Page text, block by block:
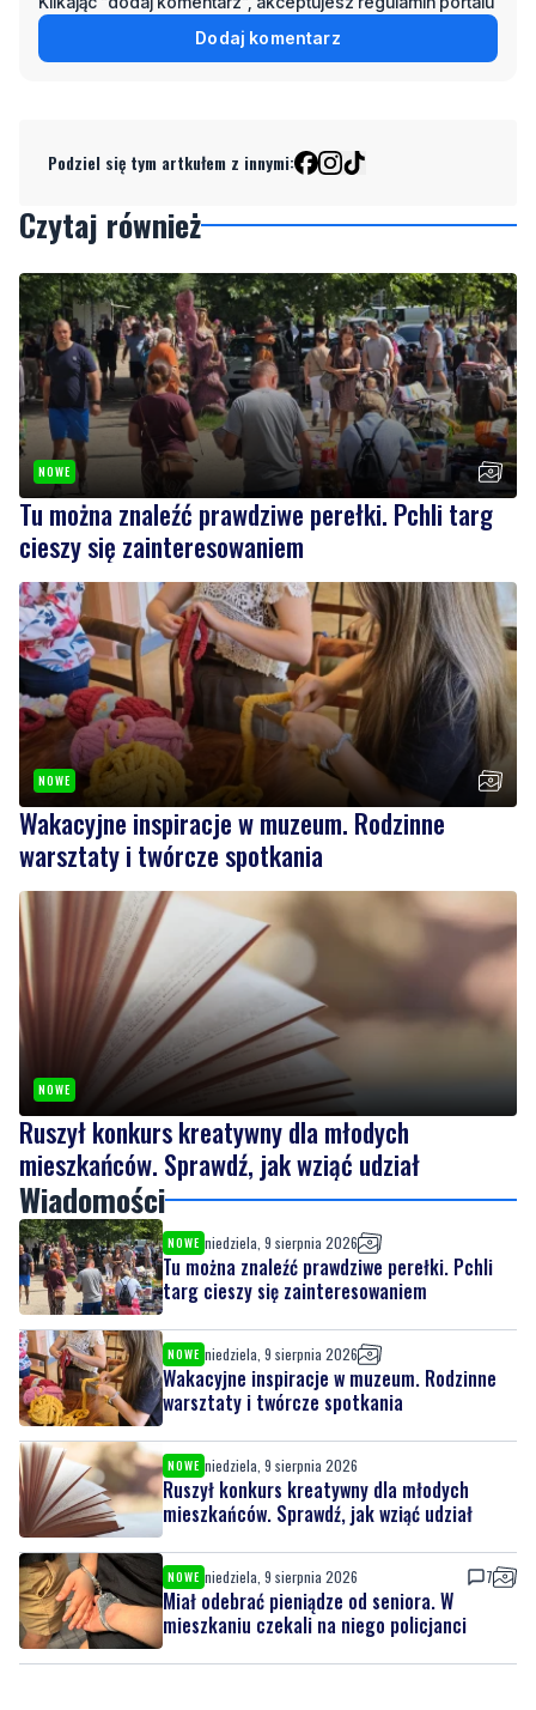
NOWE
Tu można znaleźć prawdziwe perełki. Pchli targ
cieszy się zainteresowaniem
NOWE
Wakacyjne inspiracje w muzeum. Rodzinne
warsztaty i twórcze spotkania
Ruszył konkurs kreatywny dla młodych
mieszkańców. Sprawdź, jak wziąć udział
Wiadomości
NOWE niedziela, 9 sierpnia 2026
Tu można znaleźć prawdziwe perełki. Pchli
targ cieszy się zainteresowaniem
NOWE niedziela, 9 sierpnia 2026
Wakacyjne inspiracje w muzeum. Rodzinne
NOWE niedziela, 9 sierpnia 2026
Ruszył konkurs kreatywny dla młodych
NOWE niedziela, 9 sierpnia 2026
Miał odebrać pieniądze od seniora. W